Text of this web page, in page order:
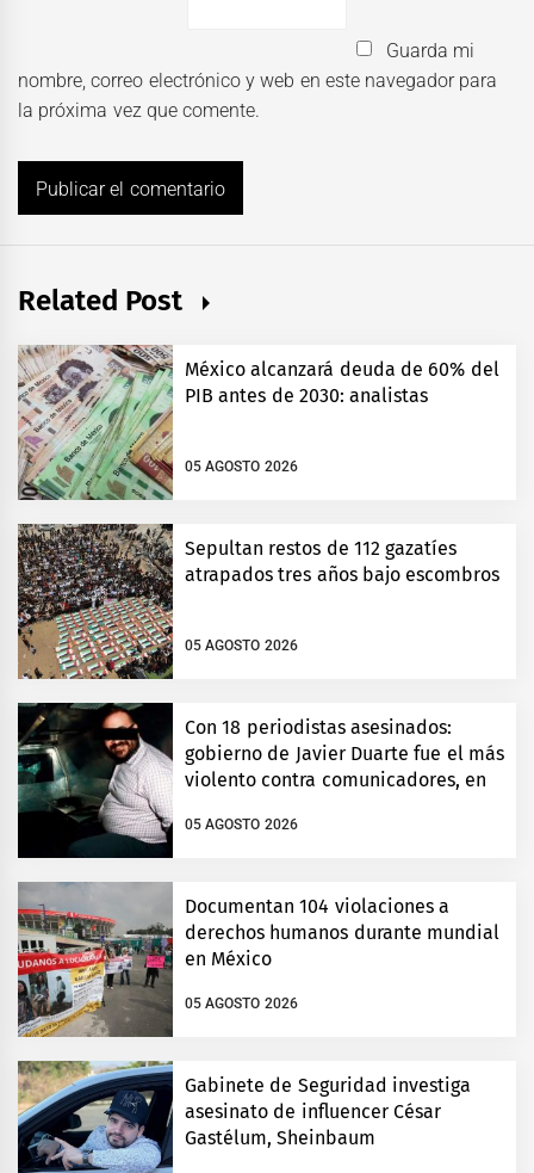
Guarda mi
nombre, correo electrónico y web en este navegador para
la próxima vez que comente.
Related Post
México alcanzará deuda de 60% del
PIB antes de 2030: analistas
05 AGOSTO 2026
Sepultan restos de 112 gazatíes
atrapados tres años bajo escombros
05 AGOSTO 2026
Con 18 periodistas asesinados:
gobierno de Javier Duarte fue el más
violento contra comunicadores, en
05 AGOSTO 2026
Documentan 104 violaciones a
derechos humanos durante mundial
en México
05 AGOSTO 2026
Gabinete de Seguridad investiga
asesinato de influencer César
Gastélum, Sheinbaum